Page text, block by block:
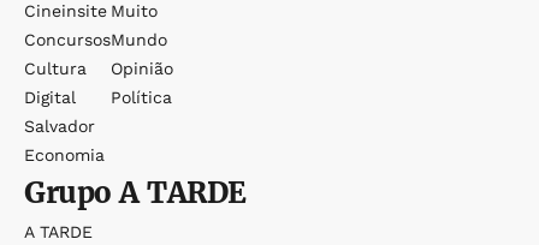
Cineinsite
Concursos
Cultura
Digital
Salvador
Economia
Muito
Mundo
Opinião
Política
GrupoA TARDE
A TARDE